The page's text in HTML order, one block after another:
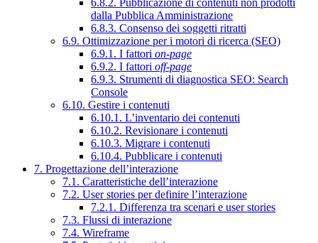
6.8.2. Pubblicazione di contenuti non prodotti
dalla Pubblica Amministrazione
6.8.3. Consenso dei soggetti ritratti
6.9. Ottimizzazione per i motori di ricerca (SEO)
6.9.1. I fattori on-page
6.9.2. I fattori off-page
6.9.3. Strumenti di diagnostica SEO: Search
Console
6.10. Gestire i contenuti
6.10.1. L’inventario dei contenuti
6.10.2. Revisionare i contenuti
6.10.3. Migrare i contenuti
6.10.4. Pubblicare i contenuti
7. Progettazione dell’interazione
7.1. Caratteristiche dell’interazione
7.2. User stories per definire l’interazione
7.2.1. Differenza tra scenari e user stories
7.3. Flussi di interazione
7.4. Wireframe